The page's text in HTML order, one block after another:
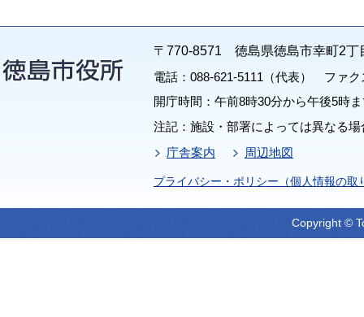
〒770-8571 徳島県徳島市幸町2丁
電話：088-621-5111（代表） ファク
開庁時間：午前8時30分から午後5時
注記：施設・部署によっては異なる
庁舎案内
周辺地図
プライバシー・ポリシー（個人情報の取
Copyright ©